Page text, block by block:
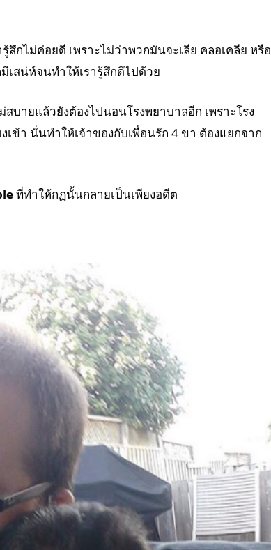
สึกไม่ค่อยดี เพราะไม่ว่าพวกมันจะเลีย คลอเคลีย หรือ
สน่ห์จนทำให้เรารู้สึกดีไปด้วย
บายแล้วยังต้องไปนอนโรงพยาบาลอีก เพราะโรง
ข้า นั่นทำให้เจ้าของกับเพื่อนรัก 4 ขา ต้องแยกจาก
ที่ทำให้กฏนั้นกลายเป็นเพียงอดีต